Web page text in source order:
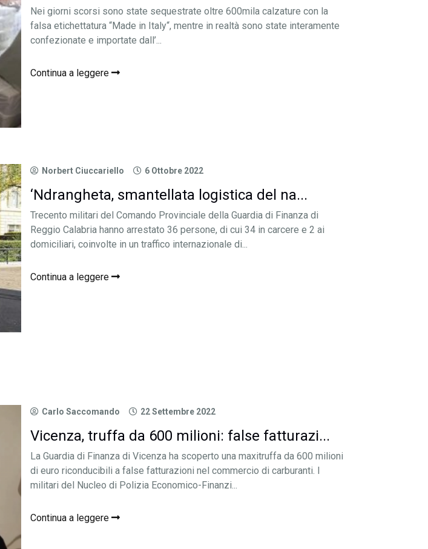
Nei giorni scorsi sono state sequestrate oltre 600mila calzature con la
falsa etichettatura “Made in Italy“, mentre in realtà sono state interamente
confezionate e importate dall’...
Continua a leggere
Norbert Ciuccariello 6 Ottobre 2022
‘Ndrangheta, smantellata logistica del na...
Trecento militari del Comando Provinciale della Guardia di Finanza di
Reggio Calabria hanno arrestato 36 persone, di cui 34 in carcere e 2 ai
domiciliari, coinvolte in un traffico internazionale di...
Continua a leggere
Carlo Saccomando 22 Settembre 2022
Vicenza, truffa da 600 milioni: false fatturazi...
La Guardia di Finanza di Vicenza ha scoperto una maxitruffa da 600 milioni
di euro riconducibili a false fatturazioni nel commercio di carburanti. I
militari del Nucleo di Polizia Economico-Finanzi...
Continua a leggere